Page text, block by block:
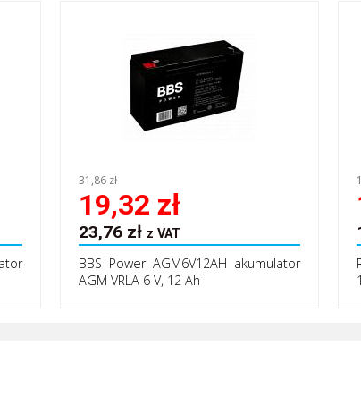
31,86 zł
19,32 zł
23,76 zł z VAT
BBS Power AGM6V12AH akumulator
AGM VRLA 6 V, 12 Ah